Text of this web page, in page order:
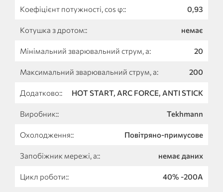
Коефіцієнт потужності, cos φ:: 0,93
Котушка з дротом:: немає
Мінімальний зварювальний струм, а: 20
Максимальний зварювальний струм, а: 200
Додатково:: HOT START, ARC FORCE, ANTI STICK
Виробник:: Tekhmann
Охолодження:: Повітряно-примусове
Запобіжник мережі, а:: немає даних
Цикл роботи:: 40% -200А